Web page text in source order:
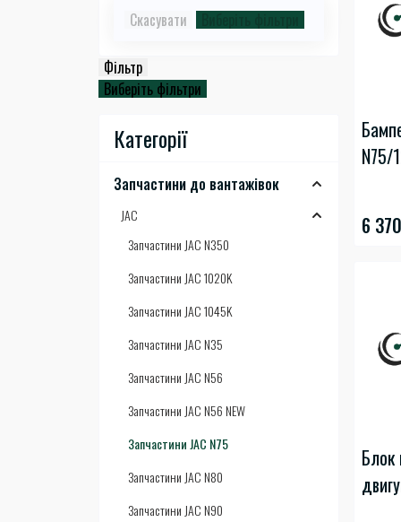
Скасувати
Фільтр
Виберіть фільтри
Категорії
Запчастини до вантажівок
JAC
Запчастини JAC N350
Запчастини JAC 1020K
Запчастини JAC 1045K
Запчастини JAC N35
Запчастини JAC N56
Запчастини JAC N56 NEW
Запчастини JAC N75
Запчастини JAC N80
Запчастини JAC N90
N75/
6
Блок